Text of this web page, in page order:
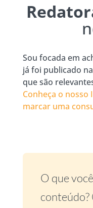
Sou focada em
já foi publicado
que são
Conheça o nosso
marcar uma
O que
conteúdo?